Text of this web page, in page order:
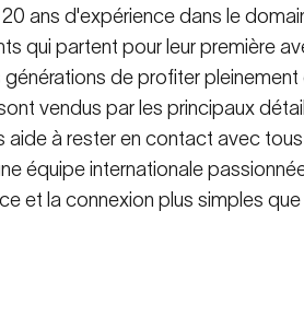
ans d'expérience dans le
qui partent pour leur première
de profiter
vendus par les principaux
à rester en contact avec
équipe internationale
et la connexion plus simples que